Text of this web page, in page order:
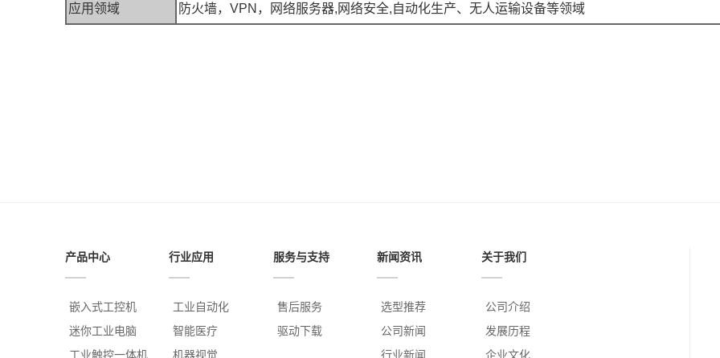
应用领域 防火墙，VPN，网络服务器,网络安全,自动化生产、无人运输设备等领域
产品中心
嵌入式工控机
迷你工业电脑
工业触控一体机
行业应用
工业自动化
智能医疗
机器视觉
服务与支持
售后服务
驱动下载
新闻资讯
选型推荐
公司新闻
行业新闻
关于我们
公司介绍
发展历程
企业文化